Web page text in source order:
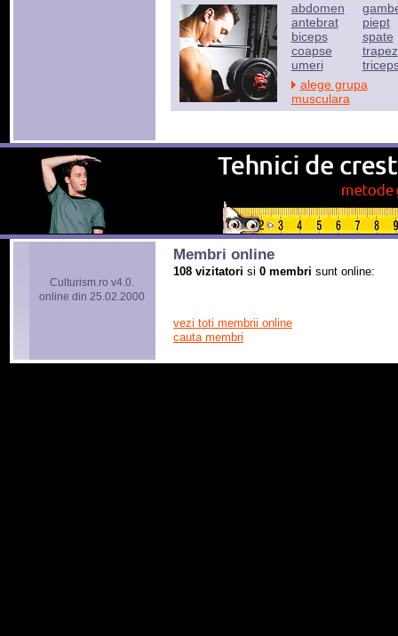
abdomen
antebrat
biceps
coapse
umeri
piept
spate
trapez
alege grupa
musculara
Culturism.ro v4.0.
online din 25.02.2000
Membri online
108 vizitatori si 0 membri sunt online:
vezi toti membrii online
cauta membri